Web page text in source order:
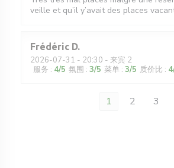
veille et qu’il y’avait des places
Frédéric D
2026-07-31 - 20:30 - 来宾 2
服务 : 4/5 氛围 : 3/5 菜单 : 3/5 质价比 : 4
1 2 3